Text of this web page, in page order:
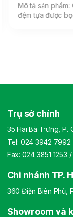
Mô tả sản
đệm tựa được
bảo tính bền
Màu sắc: Tùy
Trụ sở chính
35 Hai Bà Trưng, P.
Tel: 024 3942 7992
Fax: 024 3851 1253
Chi nhánh TP.
360 Điện Biên Phủ,
Showroom và